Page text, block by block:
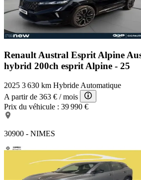
Renault Austral Esprit Alpine
hybrid 200ch esprit Alpine - 25
2025 3 630 km Hybride Automatique
A partir de 363 € / mois
Prix du véhicule : 39 990 €
30900 - NIMES